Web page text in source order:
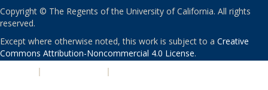
Copyright © The Regents of the University of California. All rights
reserved.
Except where otherwise noted, this work is subject to a Creative
Commons Attribution-Noncommercial 4.0 License.
| |